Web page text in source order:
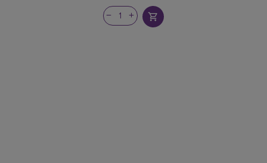
shopping_cart